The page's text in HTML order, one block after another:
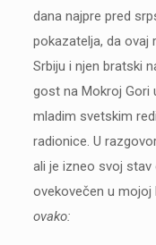
dana najpre pred
pokazatelja, da ovaj
Srbiju i njen bratski
gost na Mokroj Gori
mladim svetskim
radionice. U
ali je izneo svoj stav
ovekovečen u mojoj
ovako: